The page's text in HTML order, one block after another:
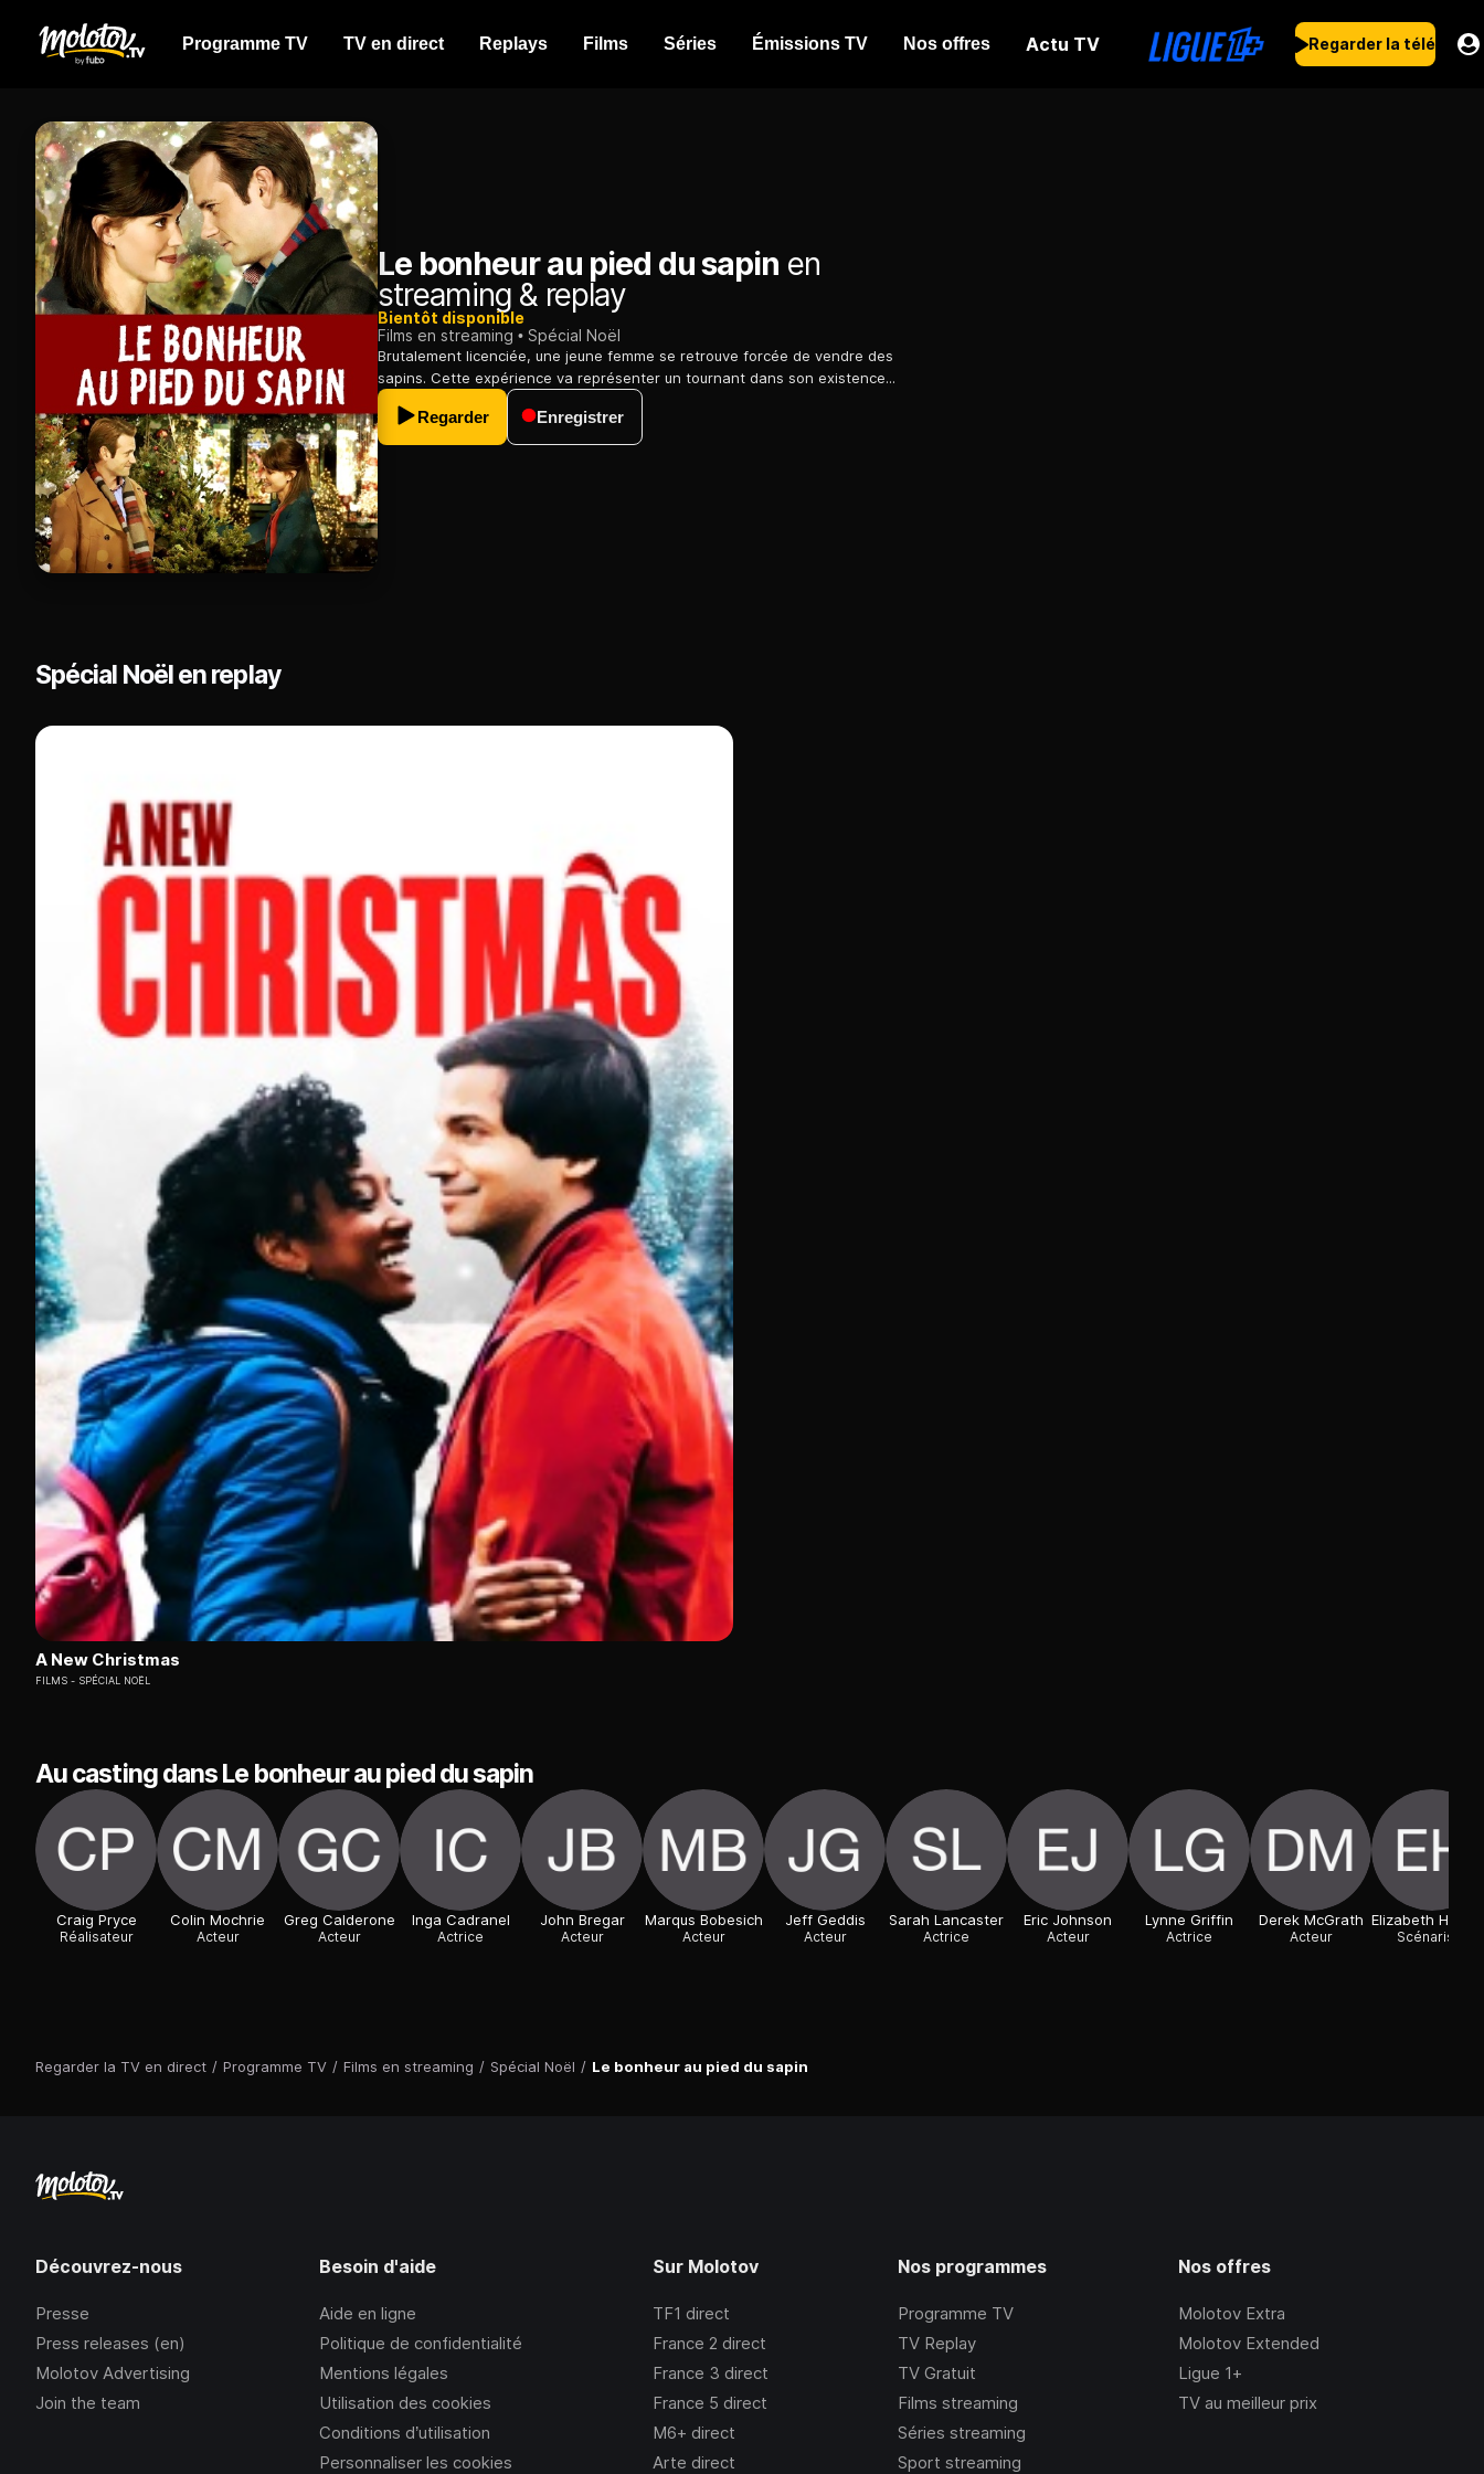
Programme TV TV en direct Replays Films Séries Émissions TV Nos offres Actu TV Regarder la télé
Regarder la TV en direct / Programme TV / Films en streaming / Spécial Noël / Le bonheur au pied du sapin
Le bonheur au pied du sapin en
streaming & replay
Bientôt disponible
Films en streaming
Spécial Noël
Brutalement licenciée, une jeune femme se retrouve forcée de vendre des
sapins. Cette expérience va représenter un tournant dans son existence...
Regarder Enregistrer
Spécial Noël en replay
A New Christmas
FILMS SPÉCIAL NOËL
Au casting dans Le bonheur au pied du sapin
Craig Pryce
Réalisateur
Colin Mochrie
Acteur
Greg Calderone
Acteur
Inga Cadranel
Actrice
John Bregar
Acteur
Marqus Bobesich
Acteur
Jeff Geddis
Acteur
Sarah Lancaster
Actrice
Eric Johnson
Acteur
Lynne Griffin
Actrice
Derek McGrath
Acteur
Elizabeth
Scénariste
Découvrez-nous
Presse
Press releases (en)
Molotov Advertising
Join the team
Besoin d'aide
Aide en ligne
Politique de confidentialité
Mentions légales
Utilisation des cookies
Conditions d’utilisation
Personnaliser les cookies
Sur Molotov
TF1 direct
France 2 direct
France 3 direct
France 5 direct
M6+ direct
Arte direct
Nos programmes
Programme TV
TV Replay
TV Gratuit
Films streaming
Séries streaming
Sport streaming
Nos offres
Molotov Extra
Molotov Extended
Ligue 1+
TV au meilleur prix